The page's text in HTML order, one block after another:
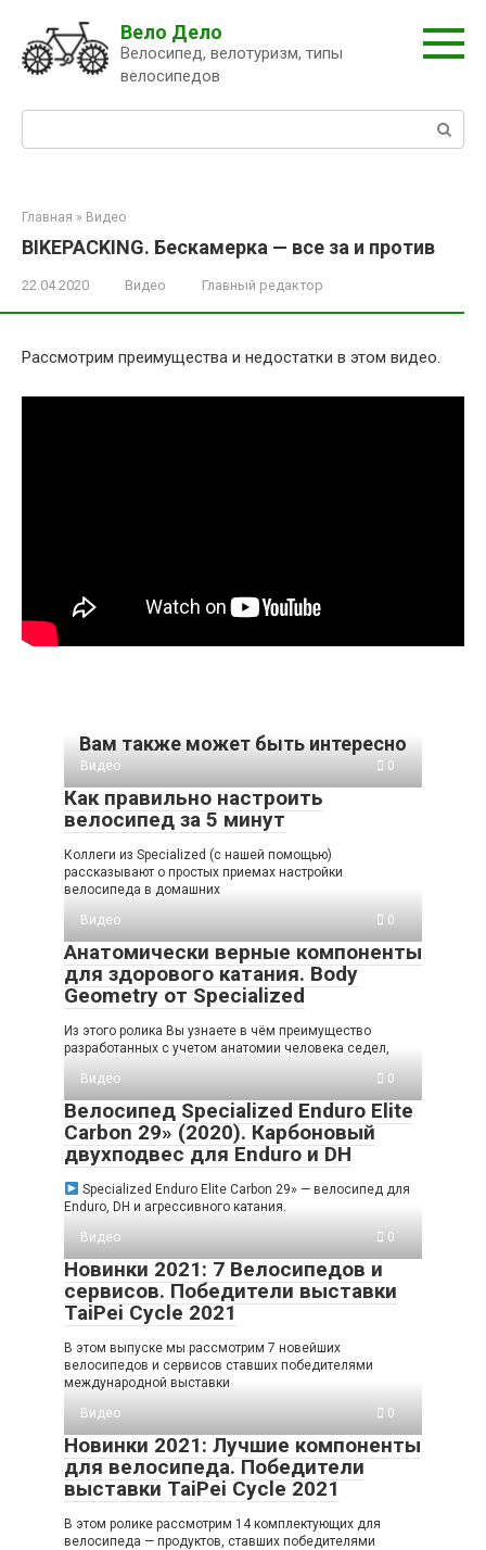
контенту
Вело Дело
Велосипед, велотуризм, типы
велосипедов
Главная » Видео
BIKEPACKING. Бескамерка — все за и против
22.04.2020 Видео Главный редактор
Рассмотрим преимущества и недостатки в этом видео.
Вам также может быть интересно
Видео 0
Как правильно настроить
велосипед за 5 минут
Коллеги из Specialized (с нашей помощью)
рассказывают о простых приемах настройки
велосипеда в домашних
Видео
0
Анатомически верные компоненты
для здорового катания. Body
Geometry от Specialized
Из этого ролика Вы узнаете в чём преимущество
разработанных с учетом анатомии человека седел,
Видео
0
Велосипед Specialized Enduro Elite
Carbon 29» (2020). Карбоновый
двухподвес для Enduro и DH
Specialized Enduro Elite Carbon 29» — велосипед для
Enduro, DH и агрессивного катания.
Видео
0
Новинки 2021: 7 Велосипедов и
сервисов. Победители выставки
TaiPei Cycle 2021
В этом выпуске мы рассмотрим 7 новейших
велосипедов и сервисов ставших победителями
международной выставки
Видео
0
Новинки 2021: Лучшие компоненты
для велосипеда. Победители
выставки TaiPei Cycle 2021
В этом ролике рассмотрим 14 комплектующих для
велосипеда — продуктов, ставших победителями